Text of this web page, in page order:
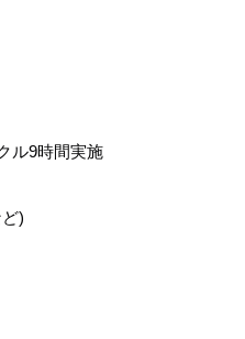
ル9時間実施
)